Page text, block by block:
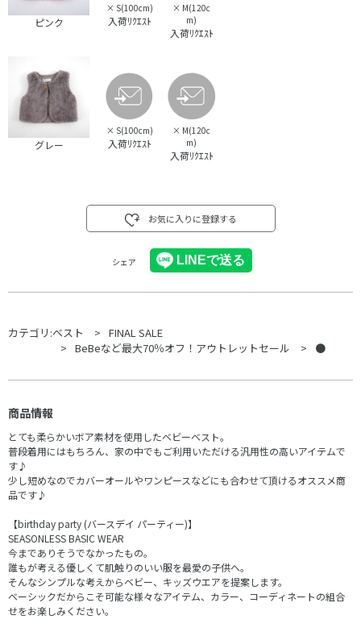
ピンク
× S(100cm)
入荷ﾘｸｴｽﾄ
× M(120c
m)
入荷ﾘｸｴｽﾄ
グレー
× S(100cm)
入荷ﾘｸｴｽﾄ
× M(120c
m)
入荷ﾘｸｴｽﾄ
お気に入りに登録する
シェア
カテゴリ:ベスト
FINAL SALE
BeBeなど最大70％オフ！アウトレットセール
●
商品情報
とても柔らかいボア素材を使用したベビーベスト。
普段着用にはもちろん、家の中でもご利用いただける汎用性の高いアイテムで
す♪
少し短めなのでカバーオールやワンピースなどにも合わせて頂けるオススメ商
品です♪
【birthday party (バースデイ パーティー)】
SEASONLESS BASIC WEAR
今までありそうでなかったもの。
誰もが考える優しくて肌触りのいい服を最愛の子供へ。
そんなシンプルな考えからベビー、キッズウエアを提案します。
ベーシックだからこそ可能な様々なアイテム、カラー、コーディネートの組合
せをお楽しみください。